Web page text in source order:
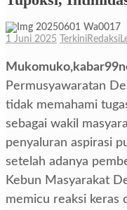
1 Juni 2025 TerkiniRedaksi
Permusyawaratan
tidak memahami
sebagai wakil
penyaluran aspirasi
setelah adanya
Kebun Masyarakat
memicu reaksi keras